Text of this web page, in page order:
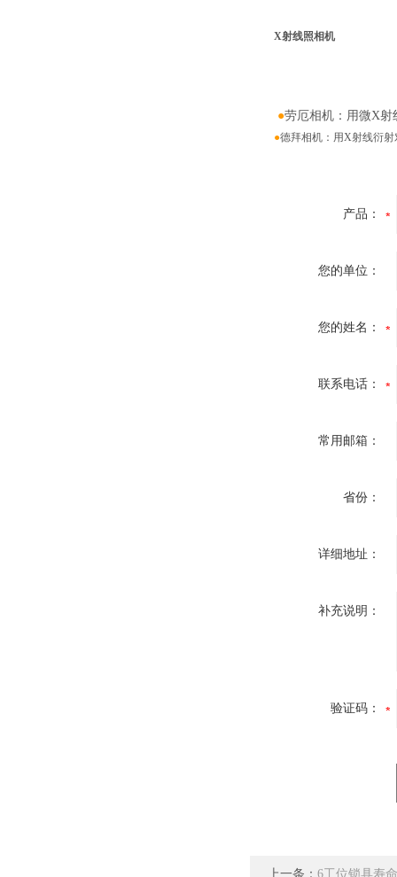
X射线照相机
●劳厄相机：用微X射
●德拜相机：用X射线衍
产品：
您的单位：
您的姓名：
联系电话：
常用邮箱：
省份：
详细地址：
补充说明：
验证码：
上一条： 6工位锁具寿